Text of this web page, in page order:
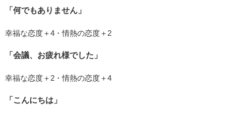
「何でもありません」
幸福な恋度＋4・情熱の恋度＋2
「会議、お疲れ様でした」
幸福な恋度＋2・情熱の恋度＋4
「こんにちは」